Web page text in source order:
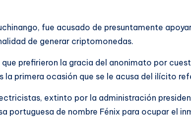
fue acusado de presuntamente
de generar criptomonedas.
prefirieron la gracia del anonimato por
primera ocasión que se le acusa del ilícito
extinto por la administración
portuguesa de nombre Fénix para ocupar el